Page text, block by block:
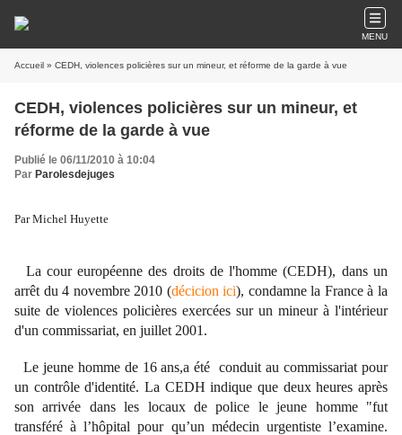
MENU
Accueil » CEDH, violences policières sur un mineur, et réforme de la garde à vue
CEDH, violences policières sur un mineur, et
réforme de la garde à vue
Publié le 06/11/2010 à 10:04
Par Parolesdejuges
Par Michel Huyette
La cour européenne des droits de l'homme (CEDH), dans un
arrêt du 4 novembre 2010 (décicion ici), condamne la France à la
suite de violences policières exercées sur un mineur à l'intérieur
d'un commissariat, en juillet 2001.
Le jeune homme de 16 ans,a été conduit au commissariat pour
un contrôle d'identité. La CEDH indique que deux heures après
son arrivée dans les locaux de police le jeune homme "fut
transféré à l’hôpital pour qu’un médecin urgentiste l’examine.